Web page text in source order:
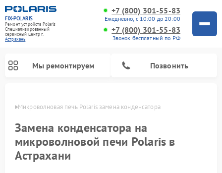
FIX-POLARIS
Ремонт устройств Polaris
Специализированный
cервисный центр г.
Астрахань
+7 (800) 301-55-83
Ежедневно, с 10:00 до 20:00
+7 (800) 301-55-83
Звонок бесплатный по РФ
Мы ремонтируем Позвонить
Микроволновая печь Polaris замена конденсатора
Замена конденсатора на
микроволновой печи Polaris в
Астрахани